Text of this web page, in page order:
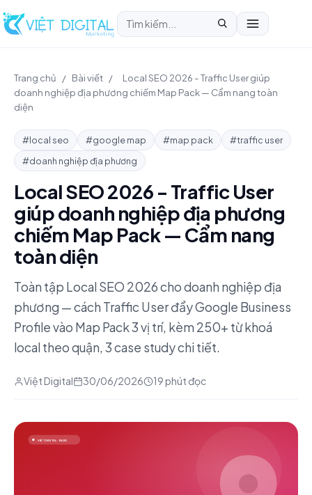
Trang chủ / Bài viết /
Local SEO 2026 - Traffic User giúp
doanh nghiệp địa phương chiếm Map Pack — Cẩm nang toàn
diện
#local seo #google map #map pack
#traffic user
#doanh nghiệp địa phương
Local SEO 2026 - Traffic User
giúp doanh nghiệp địa phương
chiếm Map Pack — Cẩm nang
toàn diện
Toàn tập Local SEO 2026 cho doanh nghiệp địa
phương — cách Traffic User đẩy Google Business
Profile vào Map Pack 3 vị trí, kèm 250+ từ khoá
local theo quận, 3 case study chi tiết.
Việt Digital 30/06/2026 19 phút đọc